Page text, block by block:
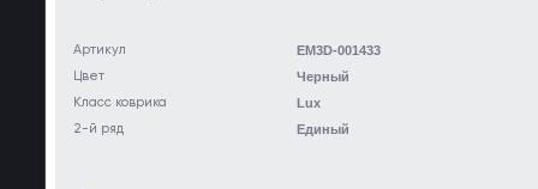
Артикул EM3D-001433
Цвет Черный
Класс коврика Lux
2-й ряд Единый